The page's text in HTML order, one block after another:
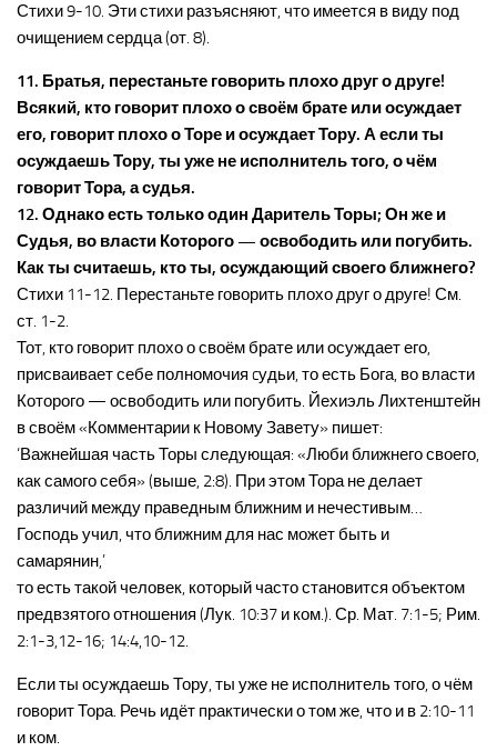
Стихи 9-10. Эти стихи разъясняют, что имеется в виду под
очищением сердца (от. 8).
11. Братья, перестаньте говорить плохо друг о друге!
Всякий, кто говорит плохо о своём брате или осуждает
его, говорит плохо о Торе и осуждает Тору. А если ты
осуждаешь Тору, ты уже не исполнитель того, о чём
говорит Тора, а судья.
12. Однако есть только один Даритель Торы; Он же и
Судья, во власти Которого — освободить или погубить.
Как ты считаешь, кто ты, осуждающий своего ближнего?
Стихи 11-12. Перестаньте говорить плохо друг о друге! См.
ст. 1-2.
Тот, кто говорит плохо о своём брате или осуждает его,
присваивает себе полномочия cудьи, то есть Бога, во власти
Которого — освободить или погубить. Йехиэль Лихтенштейн
в своём «Комментарии к Новому Завету» пишет:
‘Важнейшая часть Торы следующая: «Люби ближнего своего,
как самого себя» (выше, 2:8). При этом Тора не делает
различий между праведным ближним и нечестивым…
Господь учил, что ближним для нас может быть и
самарянин,’
то есть такой человек, который часто становится объектом
предвзятого отношения (Лук. 10:37 и ком.). Ср. Мат. 7:1-5; Рим.
2:1-3,12-16; 14:4,10-12.
Если ты осуждаешь Тору, ты уже не исполнитель того, о чём
говорит Тора. Речь идёт практически о том же, что и в 2:10-11
и ком.